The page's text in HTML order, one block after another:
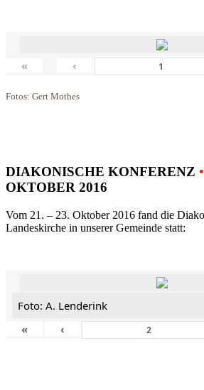
« ‹
Fotos: Gert Mothes
DIAKONISCHE KONFERENZ •
OKTOBER 2016
Vom 21. – 23. Oktober 2016 fand die
Landeskirche in unserer Gemeinde statt:
Foto: A. Lenderink
«
‹